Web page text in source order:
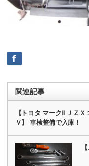
関連記事
【トヨタ マークⅡ ＪＺＸ
Ｖ】 車検整備で入庫！